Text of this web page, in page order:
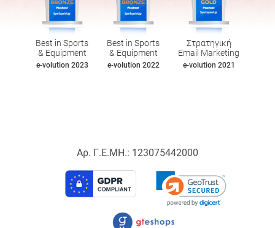
Best in Sports
& Equipment
e-volution 2023
Best in Sports
& Equipment
e-volution 2022
Στρατηγική
Email Marketing
e-volution 2021
Αρ. Γ.Ε.ΜΗ.: 123075442000